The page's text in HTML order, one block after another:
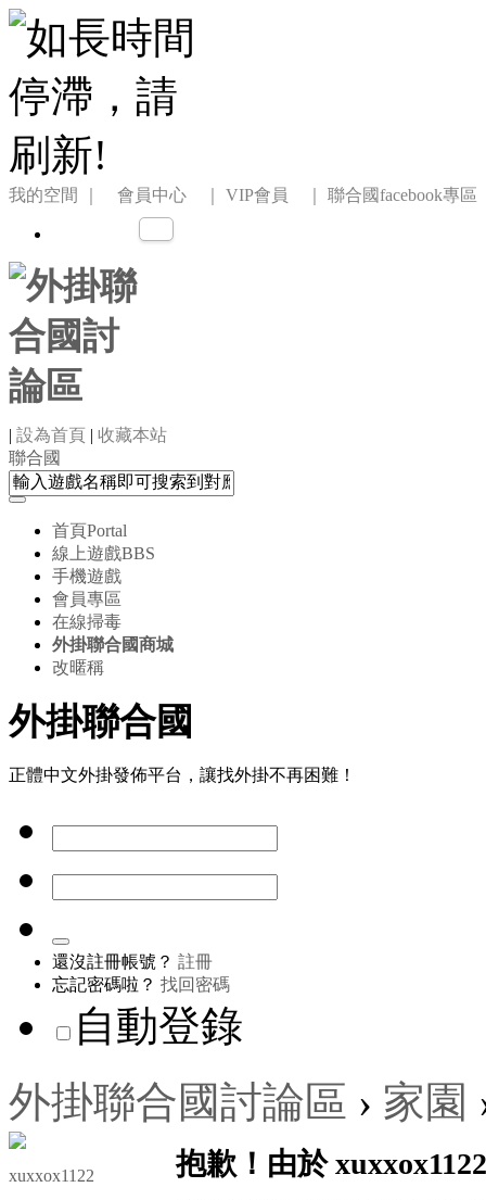
我的空間 ｜ 會員中心 ｜ VIP會員 ｜ 聯合國facebook專區
| 設為首頁 | 收藏本站
聯合國
首頁Portal
線上遊戲BBS
手機遊戲
會員專區
在線掃毒
外掛聯合國商城
改暱稱
外掛聯合國
正體中文外掛發佈平台，讓找外掛不再困難！
還沒註冊帳號？ 註冊
忘記密碼啦？ 找回密碼
自動登錄
外掛聯合國討論區 › 家園
xuxxox1122 抱歉！由於